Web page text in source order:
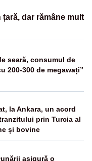
dar rămâne mult
seară, consumul de
200-300 de megawați”
la Ankara, un acord
prin Turcia al
și bovine
asigură o